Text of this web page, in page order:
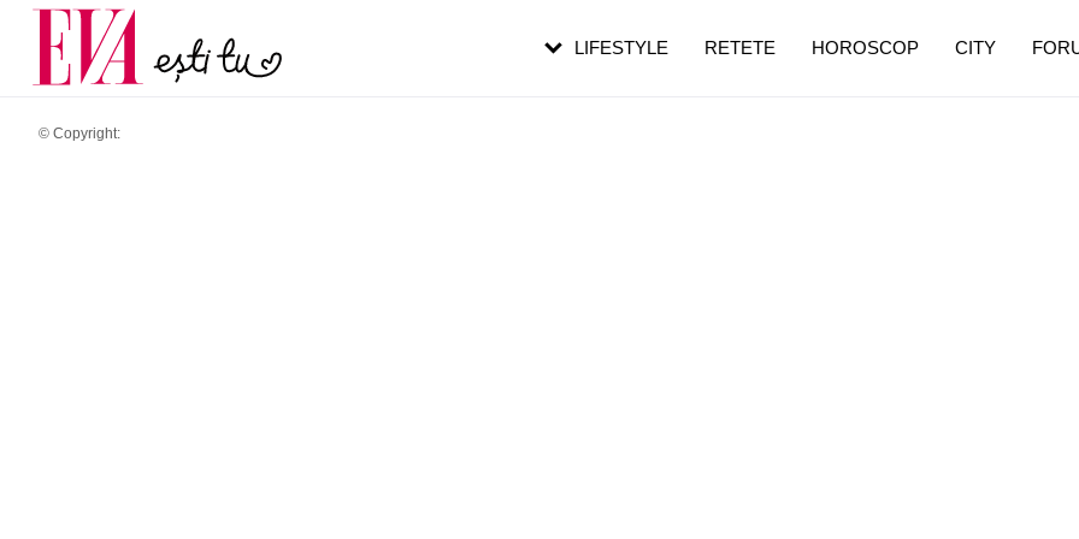
© Copyright:
LIFESTYLE RETETE HOROSCOP CITY
Carieră
Actualitate
pe măsură ce înaintezi în vârstă
de dureroasă este investigația